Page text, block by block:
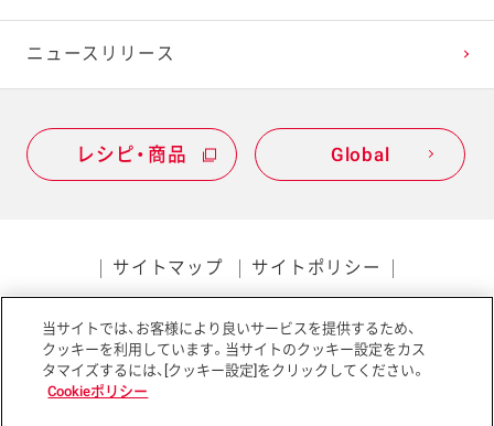
ニュースリリース
レシピ・商品 Global
サイトマップ サイトポリシー
ソーシャルメディアポリシー アクセシビリティ
当サイトでは、お客様により良いサービスを提供するため、
クッキーを利用しています。当サイトのクッキー設定をカス
タマイズするには、[クッキー設定]をクリックしてください。
Cookieポリシー